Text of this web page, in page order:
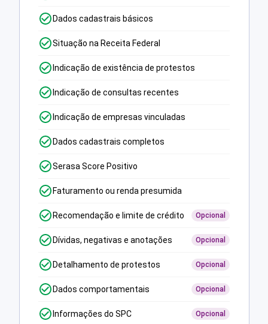
Dados cadastrais básicos
Situação na Receita Federal
Indicação de existência de protestos
Indicação de consultas recentes
Indicação de empresas vinculadas
Dados cadastrais completos
Serasa Score Positivo
Faturamento ou renda presumida
Recomendação e limite de crédito Opcional
Dívidas, negativas e anotações Opcional
Detalhamento de protestos Opcional
Dados comportamentais Opcional
Informações do SPC Opcional